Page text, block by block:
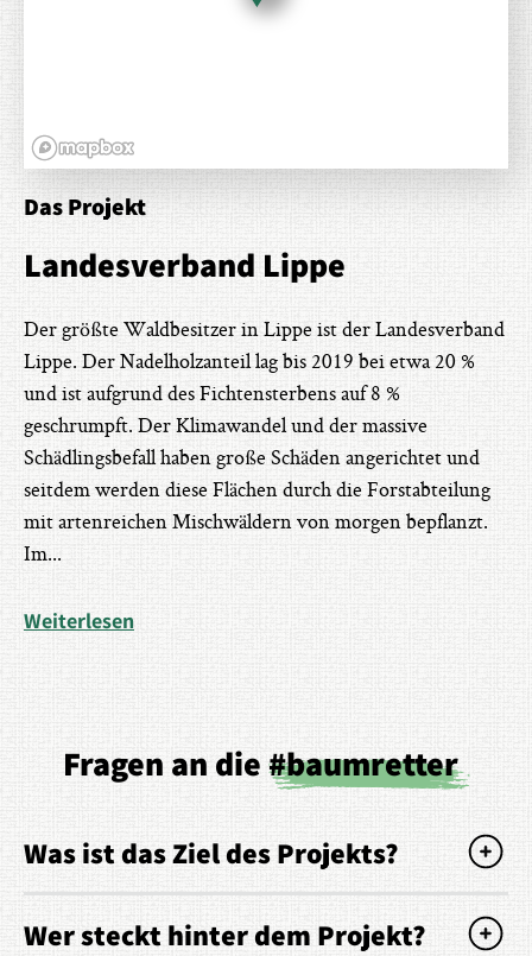
Das Projekt
Landesverband Lippe
Der größte Waldbesitzer in Lippe ist der Landesverband
Lippe. Der Nadelholzanteil lag bis 2019 bei etwa 20 %
und ist aufgrund des Fichtensterbens auf 8 %
geschrumpft. Der Klimawandel und der massive
Schädlingsbefall haben große Schäden angerichtet und
seitdem werden diese Flächen durch die Forstabteilung
mit artenreichen Mischwäldern von morgen bepflanzt.
Im...
Weiterlesen
Fragen an die#baumretter
Was ist das Ziel des Projekts?
Wer steckt hinter dem Projekt?